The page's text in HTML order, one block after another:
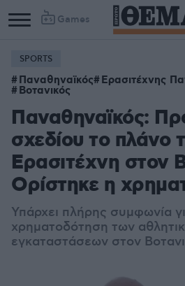
Games
SPORTS
Παναθηναϊκός Ερασιτέχνης
Βοτανικός
Παναθηναϊκός:
σχεδίου το πλάνο
Ερασιτέχνη στον
Ορίστηκε η
Υπάρχει πλήρης συμφωνία
χρηματοδότηση των
εγκαταστάσεων στον